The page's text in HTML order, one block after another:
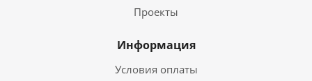
Проекты
Информация
Условия оплаты